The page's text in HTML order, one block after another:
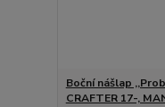
Boční nášlap
CRAFTER 17-,